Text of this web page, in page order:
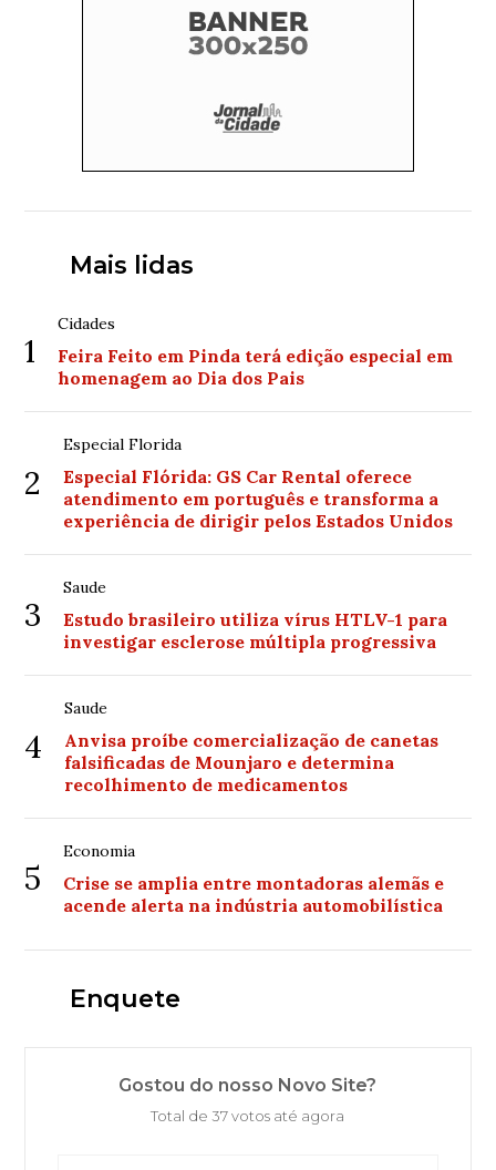
Mais lidas
1
Cidades
Feira Feito em Pinda terá edição especial em
homenagem ao Dia dos Pais
2
Especial Florida
Especial Flórida: GS Car Rental oferece
atendimento em português e transforma a
experiência de dirigir pelos Estados Unidos
3
Saude
Estudo brasileiro utiliza vírus HTLV-1 para
investigar esclerose múltipla progressiva
4
Saude
Anvisa proíbe comercialização de canetas
falsificadas de Mounjaro e determina
recolhimento de medicamentos
5
Economia
Crise se amplia entre montadoras alemãs e
acende alerta na indústria automobilística
Enquete
Gostou do nosso Novo Site?
Total de 37 votos até agora